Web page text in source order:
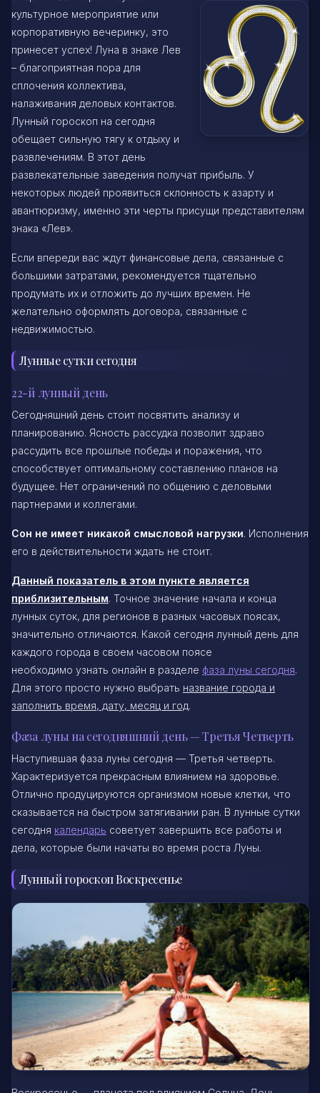
культурное мероприятие или
корпоративную вечеринку, это
принесет успех! Луна в знаке Лев
– благоприятная пора для
сплочения коллектива,
налаживания деловых контактов.
Лунный гороскоп на сегодня
обещает сильную тягу к отдыху и
развлечениям. В этот день
развлекательные заведения получат прибыль. У
некоторых людей проявиться склонность к азарту и
авантюризму, именно эти черты присущи представителям
знака «Лев».
Если впереди вас ждут финансовые дела, связанные с
большими затратами, рекомендуется тщательно
продумать их и отложить до лучших времен. Не
желательно оформлять договора, связанные с
недвижимостью.
Лунные сутки сегодня
22-й лунный день
Сегодняшний день стоит посвятить анализу и
планированию. Ясность рассудка позволит здраво
рассудить все прошлые победы и поражения, что
способствует оптимальному составлению планов на
будущее. Нет ограничений по общению с деловыми
партнерами и коллегами.
Сон не имеет никакой смысловой нагрузки. Исполнения
его в действительности ждать не стоит.
Данный показатель в этом пункте является
приблизительным. Точное значение начала и конца
лунных суток, для регионов в разных часовых поясах,
значительно отличаются. Какой сегодня лунный день для
каждого города в своем часовом поясе
необходимо узнать онлайн в разделе фаза луны сегодня.
Для этого просто нужно выбрать название города и
заполнить время, дату, месяц и год.
Фаза луны на сегодняшний день — Третья Четверть
Наступившая фаза луны сегодня — Третья четверть.
Характеризуется прекрасным влиянием на здоровье.
Отлично продуцируются организмом новые клетки, что
сказывается на быстром затягивании ран. В лунные сутки
сегодня календарь советует завершить все работы и
дела, которые были начаты во время роста Луны.
Лунный гороскоп Воскресенье